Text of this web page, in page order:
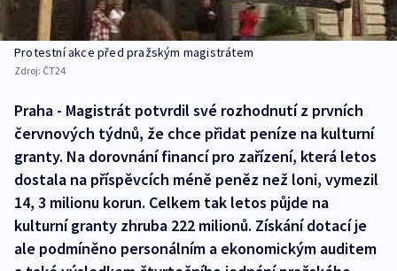
Protestní akce před pražským magistrátem
Zdroj: ČT24
Praha - Magistrát potvrdil své rozhodnutí z prvních
červnových týdnů, že chce přidat peníze na kulturní
granty. Na dorovnání financí pro zařízení, která letos
dostala na příspěvcích méně peněz než loni, vymezil
14, 3 milionu korun. Celkem tak letos půjde na
kulturní granty zhruba 222 milionů. Získání dotací je
ale podmíněno personálním a ekonomickým auditem